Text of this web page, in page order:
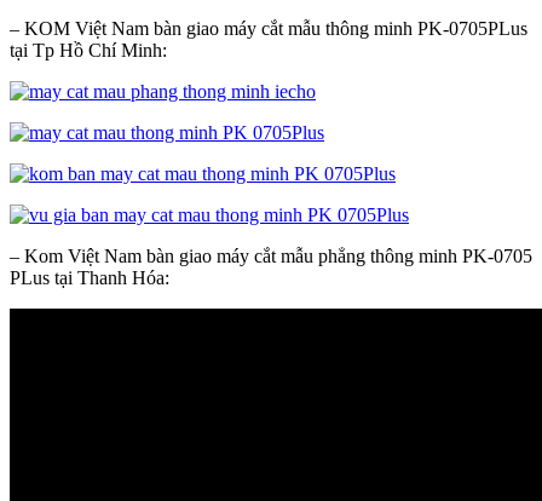
– KOM Việt Nam bàn giao máy cắt mẫu thông minh PK-0705PLus
tại Tp Hồ Chí Minh:
– Kom Việt Nam bàn giao máy cắt mẫu phẳng thông minh PK-0705
PLus tại Thanh Hóa: